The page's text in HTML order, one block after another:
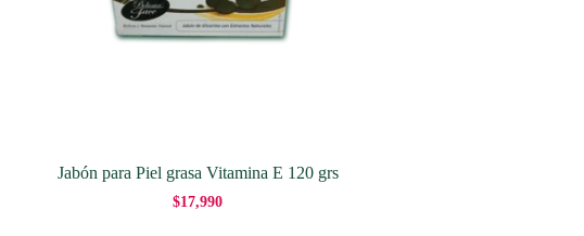
Jabón para Piel grasa Vitamina E 120 grs
$17,990